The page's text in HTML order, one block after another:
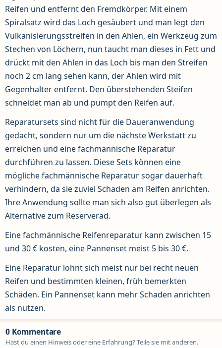
Reifen und entfernt den Fremdkörper. Mit einem
Spiralsatz wird das Loch gesäubert und man legt den
Vulkanisierungsstreifen in den Ahlen, ein Werkzeug zum
Stechen von Löchern, nun taucht man dieses in Fett und
drückt mit den Ahlen in das Loch bis man den Streifen
noch 2 cm lang sehen kann, der Ahlen wird mit
Gegenhalter entfernt. Den überstehenden Steifen
schneidet man ab und pumpt den Reifen auf.
Reparatursets sind nicht für die Daueranwendung
gedacht, sondern nur um die nächste Werkstatt zu
erreichen und eine fachmännische Reparatur
durchführen zu lassen. Diese Sets können eine
mögliche fachmännische Reparatur sogar dauerhaft
verhindern, da sie zuviel Schaden am Reifen anrichten.
Ihre Anwendung sollte man sich also gut überlegen als
Alternative zum Reserverad.
Eine fachmännische Reifenreparatur kann zwischen 15
und 30 € kosten, eine Pannenset meist 5 bis 30 €.
Eine Reparatur lohnt sich meist nur bei recht neuen
Reifen und bestimmten kleinen, früh bemerkten
Schäden. Ein Pannenset kann mehr Schaden anrichten
als nutzen.
0 Kommentare
Hast du einen Hinweis oder eine Erfahrung? Teile sie mit anderen.